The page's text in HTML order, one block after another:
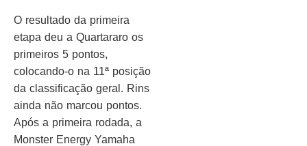
O resultado da primeira
etapa deu a Quartararo os
primeiros 5 pontos,
colocando-o na 11ª posição
da classificação geral. Rins
ainda não marcou pontos.
Após a primeira rodada, a
Monster Energy Yamaha